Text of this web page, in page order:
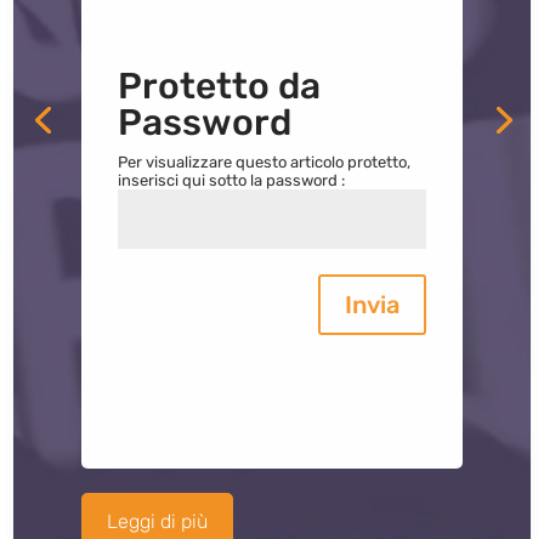
Protetto da
Password
Per visualizzare questo articolo protetto,
inserisci qui sotto la password :
Invia
Leggi di più